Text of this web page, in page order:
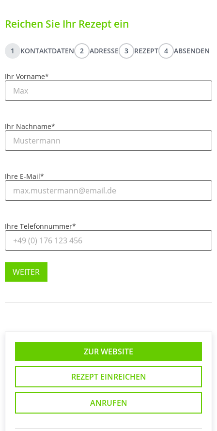
Reichen Sie Ihr Rezept ein
1 KONTAKTDATEN 2 ADRESSE 3 REZEPT 4 ABSENDEN
Ihr Vorname*
Ihr Nachname*
Ihre E-Mail*
Ihre Telefonnummer*
WEITER
ZUR WEBSITE
REZEPT EINREICHEN
ANRUFEN